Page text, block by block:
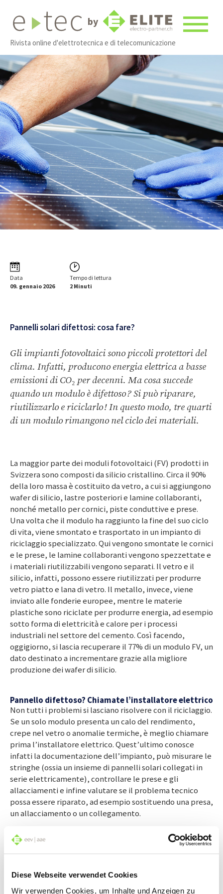
Diese Webseite verwendet Cookies
Wir verwenden Cookies, um Inhalte und Anzeigen zu
by
Rivista online d'elettrotecnica e di telecomunicazione
Data
09. gennaio 2026
Tempo di lettura
2 Minuti
Pannelli solari difettosi: cosa fare?
Gli impianti fotovoltaici sono piccoli protettori del
clima. Infatti, producono energia elettrica a basse
emissioni di CO₂ per decenni. Ma cosa succede
quando un modulo è difettoso ? Si può riparare,
riutilizzarlo e riciclarlo ! In questo modo, tre quarti
di un modulo rimangono nel ciclo dei materiali.
La maggior parte dei moduli fotovoltaici (FV) prodotti in
Svizzera sono composti da silicio cristallino. Circa il 90%
della loro massa è costituito da vetro, a cui si aggiungono
wafer di silicio, lastre posteriori e lamine collaboranti,
nonché metallo per cornici, piste conduttive e prese.
Una volta che il modulo ha raggiunto la fine del suo ciclo
di vita, viene smontato e trasportato in un impianto di
riciclaggio specializzato. Qui vengono smontate le cornici
e le prese, le lamine collaboranti vengono spezzettate e
i materiali riutilizzabili vengono separati. Il vetro e il
silicio, infatti, possono essere riutilizzati per produrre
vetro piatto e lana di vetro. Il metallo, invece, viene
inviato alle fonderie europee, mentre le materie
plastiche sono riciclate per produrre energia, ad esempio
sotto forma di elettricità e calore per i processi
industriali nel settore del cemento. Così facendo,
oggigiorno, si lascia recuperare il 77% di un modulo FV, un
dato destinato a incrementare grazie alla migliore
produzione dei wafer di silicio.
Pannello difettoso? Chiamate l’installatore elettrico
Non tutti i problemi si lasciano risolvere con il riciclaggio.
Se un solo modulo presenta un calo del rendimento,
crepe nel vetro o anomalie termiche, è meglio chiamare
prima l’installatore elettrico. Quest’ultimo conosce
infatti la documentazione dell’impianto, può misurare le
stringhe (ossia un insieme di pannelli solari collegati in
serie elettricamente), controllare le prese e gli
allacciamenti e infine valutare se il problema tecnico
possa essere riparato, ad esempio sostituendo una presa,
un allacciamento o un collegamento.
Se, invece, risulta che il modulo non è più idoneo a un
impianto ad alte prestazioni, ma presenta comunque una
riutilizzo. In Svizzera, progetti come «Swiss PV Circle»
stanno sviluppando modelli di business per il riutilizzo